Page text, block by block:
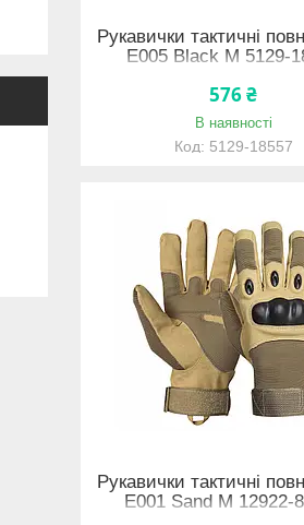
Рукавички тактичні
E005 Black M 5129-
576 ₴
В наявності
5129-18557
Рукавички тактичні
E001 Sand M 12922-